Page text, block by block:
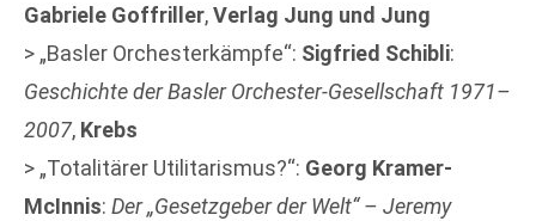
Gabriele Goffriller,Verlag Jung und Jung
> „Basler Orchesterkämpfe“: Sigfried Schibli:
Geschichte der Basler Orchester-Gesellschaft 1971–
2007, Krebs
> „Totalitärer Utilitarismus?“: Georg Kramer-
McInnis: Der „Gesetzgeber der Welt“ – Jeremy